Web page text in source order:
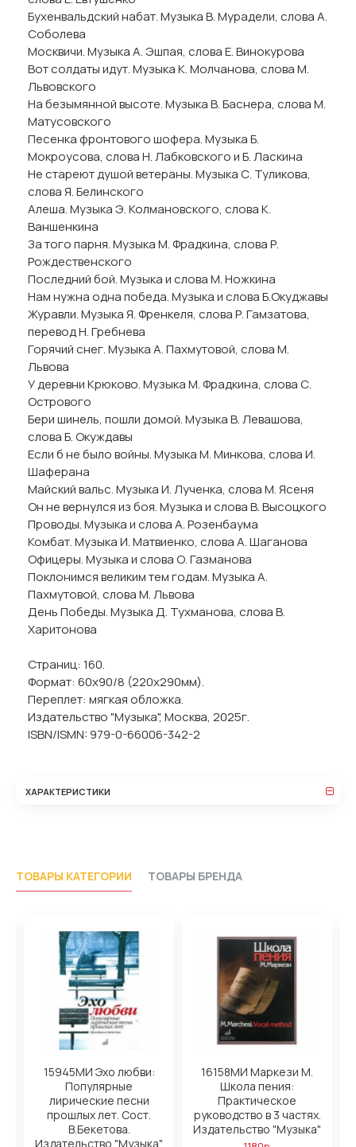
Бухенвальдский набат. Музыка В. Мурадели, слова А.
Соболева
Москвичи. Музыка А. Эшпая, слова Е. Винокурова
Вот солдаты идут. Музыка К. Молчанова, слова М.
Львовского
На безымянной высоте. Музыка В. Баснера, слова М.
Матусовского
Песенка фронтового шофера. Музыка Б.
Мокроусова, слова Н. Лабковского и Б. Ласкина
Не стареют душой ветераны. Музыка С. Туликова,
слова Я. Белинского
Алеша. Музыка Э. Колмановского, слова К.
Ваншенкина
За того парня. Музыка М. Фрадкина, слова Р.
Рождественского
Последний бой. Музыка и слова М. Ножкина
Нам нужна одна победа. Музыка и слова Б.Окуджавы
Журавли. Музыка Я. Френкеля, слова Р. Гамзатова,
перевод Н. Гребнева
Горячий снег. Музыка А. Пахмутовой, слова М.
Львова
У деревни Крюково. Музыка М. Фрадкина, слова С.
Острового
Бери шинель, пошли домой. Музыка В. Левашова,
слова Б. Окуждавы
Если б не было войны. Музыка М. Минкова, слова И.
Шаферана
Майский вальс. Музыка И. Лученка, слова М. Ясеня
Он не вернулся из боя. Музыка и слова В. Высоцкого
Проводы. Музыка и слова А. Розенбаума
Комбат. Музыка И. Матвиенко, слова А. Шаганова
Офицеры. Музыка и слова О. Газманова
Поклонимся великим тем годам. Музыка А.
Пахмутовой, слова М. Львова
День Победы. Музыка Д. Тухманова, слова В.
Харитонова
Страниц: 160.
Формат: 60х90/8 (220х290мм).
Переплет: мягкая обложка.
Издательство "Музыка", Москва, 2025г.
ISBN/ISMN: 979-0-66006-342-2
ХАРАКТЕРИСТИКИ
ТОВАРЫ КАТЕГОРИИ ТОВАРЫ БРЕНДА
15945МИ Эхо любви:
Популярные
лирические песни
прошлых лет. Сост.
В.Бекетова.
Издательство "Музыка"
16158МИ Маркези М.
Школа пения:
Практическое
руководство в 3 частях.
Издательство "Музыка"